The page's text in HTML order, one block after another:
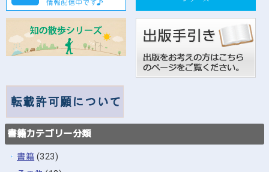
書籍カテゴリー分類
書籍 (323)